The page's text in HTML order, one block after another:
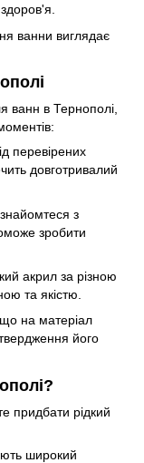
ванни виглядає
ванн в Тернополі,
перевірених
довготривалий
з
зробити
акрил за різною
та якістю.
на матеріал
його
придбати рідкий
широкий